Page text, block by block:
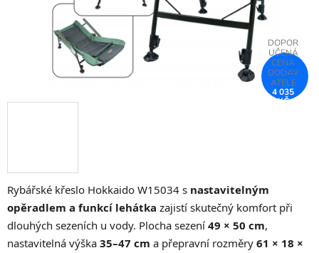
Rybářské křeslo Hokkaido W15034 s nastavitelným
opěradlem a funkcí lehátka zajistí skutečný komfort při
dlouhých sezeních u vody. Plocha sezení 49 × 50 cm,
nastavitelná výška 35–47 cm a přepravní rozměry 61 × 18 ×
4 035
KČ